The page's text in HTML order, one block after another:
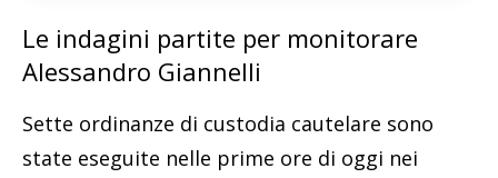
Le indagini partite per monitorare
Alessandro Giannelli
Sette ordinanze di custodia cautelare sono
state eseguite nelle prime ore di oggi nei